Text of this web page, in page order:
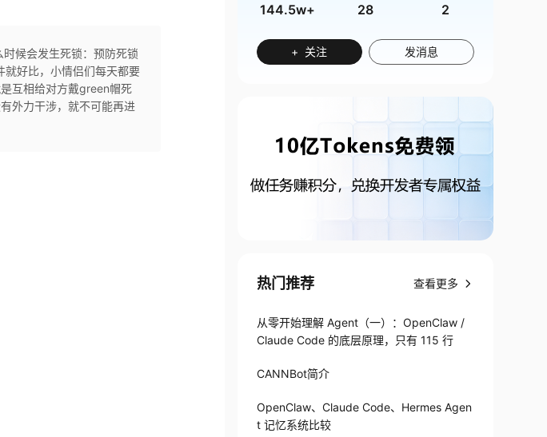
候会发生死锁：预防死锁
好比，小情侣们每天都要
互相给对方戴green帽死
外力干涉，就不可能再进
144.5w+ 28 2
+ 关注 发消息
热门推荐 查看更多
从零开始理解 Agent（一）：OpenClaw /
Claude Code 的底层原理，只有 115 行
CANNBot简介
OpenClaw、Claude Code、Hermes Agen
t 记忆系统比较